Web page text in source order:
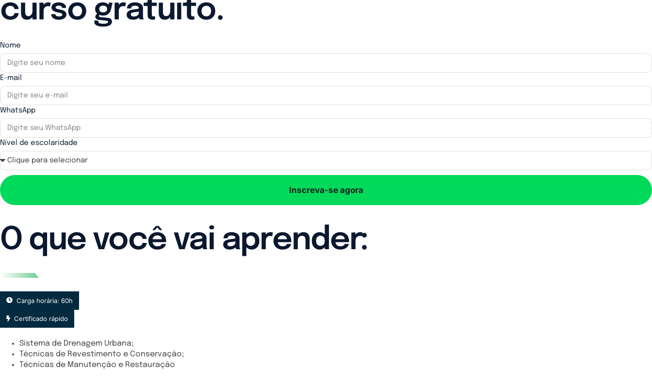
curso gratuito.
Nome
E-mail
WhatsApp
Nível de escolaridade
Inscreva-se agora
O que você vai aprender:
Carga horária: 60h
Certificado rápido
Sistema de Drenagem Urbana;
Técnicas de Revestimento e Conservação;
Técnicas de Manutenção e Restauração